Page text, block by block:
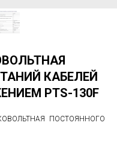
КАБЕЛЕЙ
PTS-130F
ПОСТОЯННОГО